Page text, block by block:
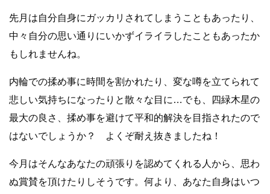
先月は自分自身にガッカリされてしまうこともあったり、
中々自分の思い通りにいかずイライラしたこともあったか
もしれませんね。
内輪での揉め事に時間を割かれたり、変な噂を立てられて
悲しい気持ちになったりと散々な目に…でも、四緑木星の
最大の良さ、揉め事を避けて平和的解決を目指されたので
はないでしょうか？ よくぞ耐え抜きましたね！
今月はそんなあなたの頑張りを認めてくれる人から、思わ
ぬ賞賛を頂けたりしそうです。何より、あなた自身はいつ